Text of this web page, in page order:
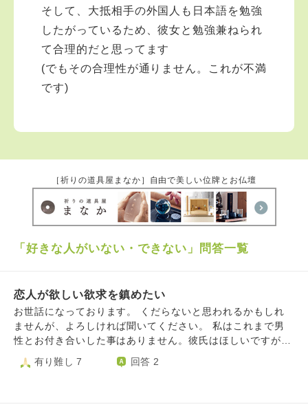
ります。社会貢献として保護司のお役を通して社会更生
は遊びにお立ち寄りください。また活動は三重だけでな
く、埼玉・東京・神奈川などの首都圏、または車でいけ
るところはどこでも出張で活動しています。仏事のこと
ますので、心のリフレッシュをされたいのであれば、い
玉・神奈川まで、車でいけるところはどこでも走り回っ
ております。どうぞご相談ください。 （メールが有
難いですが、直通電話 090-6041-0193 でもお受け
します。なかなか出られないので着信を残してくださ
す。なお電話での悩み相談は10分と決めておりますので
さまへのご志納（布施行）でお願いします。ハスノハ活
動ができるお寺の維持活動に使わせて頂きます。 ゆう
ちょ銀行100010-67608891 名義コンゴウザジ 百五銀
行多気支店（普）221446 名義シュウ．コンゴウザジ
か？（檀信徒費志納年1万円） 仏教を人生に活かして楽
そして、大抵相手の外国人も日本語を勉強
したがっているため、彼女と勉強兼ねられ
て合理的だと思ってます
(でもその合理性が通りません。これが不満
です)
［祈りの道具屋まなか］自由で美しい位牌とお仏壇
「好きな人がいない・できない」問答一覧
恋人が欲しい欲求を鎮めたい
お世話になっております。 くだらないと思われるかもしれ
ませんが、よろしければ聞いてください。 私はこれまで男
性とお付き合いした事はありません。彼氏はほしいですが、
今まで心から好きになった人もいませんでした。 私が困っ
ているのは、「恋人が欲しい」という煩悩に塗れて、自分の
有り難し 7 回答 2